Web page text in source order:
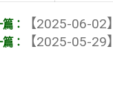
【2025-06-02】
【2025-05-29】